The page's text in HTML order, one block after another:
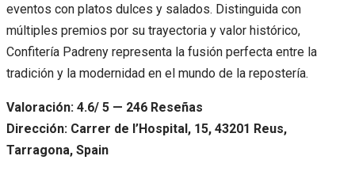
eventos con platos dulces y salados. Distinguida con
múltiples premios por su trayectoria y valor histórico,
Confitería Padreny representa la fusión perfecta entre la
tradición y la modernidad en el mundo de la repostería.
Valoración: 4.6/ 5 — 246 Reseñas
Dirección: Carrer de l’Hospital, 15, 43201 Reus,
Tarragona, Spain